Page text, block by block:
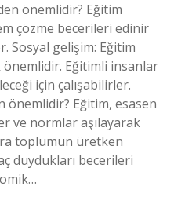
önemlidir? Eğitim
çözme becerileri edinir
Sosyal gelişim: Eğitim
Eğitimli insanlar
için çalışabilirler.
önemlidir? Eğitim, esasen
ve normlar aşılayarak
toplumun üretken
duydukları becerileri